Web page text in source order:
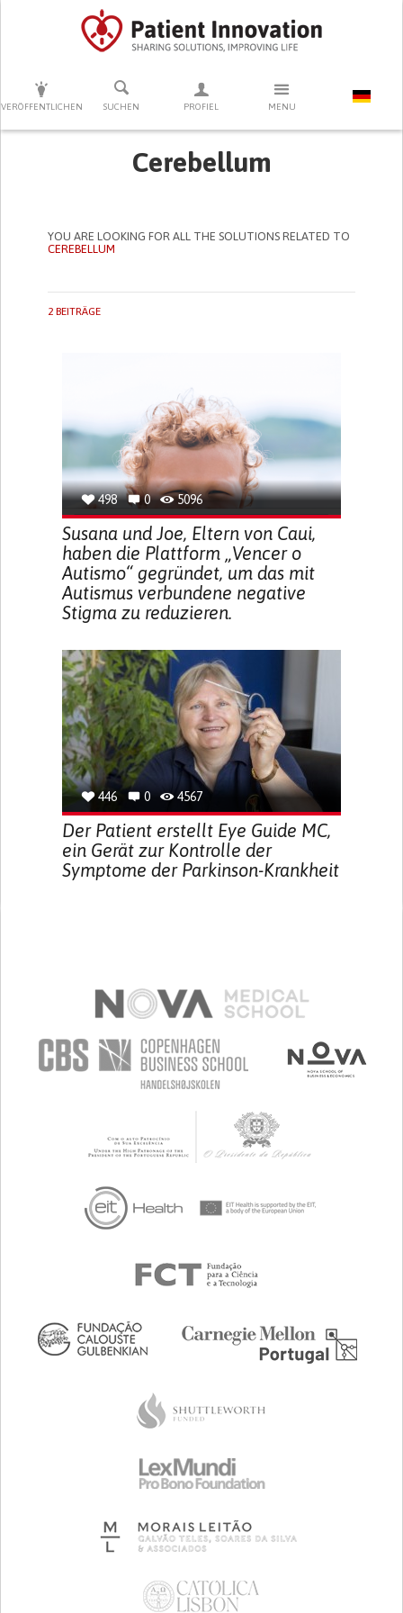
VERÖFFENTLICHEN SUCHEN PROFIEL MENU
DRÜCKEN SIE AUF ENTER UM DIE SUCHE ZU STARTEN
Cerebellum
YOU ARE LOOKING FOR ALL THE SOLUTIONS RELATED TO
CEREBELLUM
2 BEITRÄGE
498 0 5096
Susana und Joe, Eltern von Caui,
haben die Plattform „Vencer o
Autismo“ gegründet, um das mit
Autismus verbundene negative
Stigma zu reduzieren.
446 0 4567
Der Patient erstellt Eye Guide MC,
ein Gerät zur Kontrolle der
Symptome der Parkinson-Krankheit